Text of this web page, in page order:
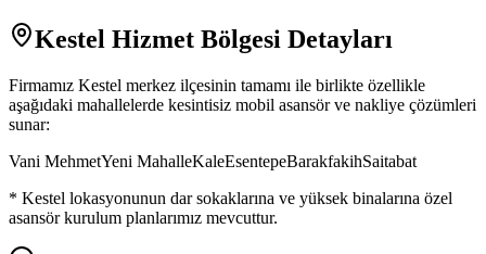
Kestel Hizmet Bölgesi Detayları
Firmamız Kestel merkez ilçesinin tamamı ile birlikte özellikle
aşağıdaki mahallelerde kesintisiz mobil asansör ve nakliye çözümleri
sunar:
Vani MehmetYeni MahalleKaleEsentepeBarakfakihSaitabat
* Kestel lokasyonunun dar sokaklarına ve yüksek binalarına özel
asansör kurulum planlarımız mevcuttur.